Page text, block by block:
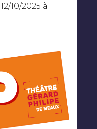
12/10/2025 à